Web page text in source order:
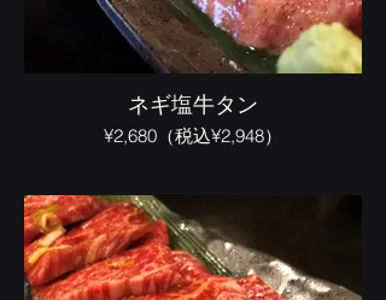
ネギ塩牛タン
¥2,680（税込¥2,948）